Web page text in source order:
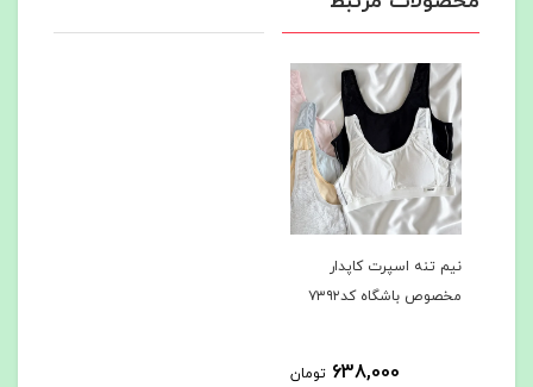
نیم تنه اسپرت کاپدار
مخصوص باشگاه کد۷۳۹۲
638,000 تومان